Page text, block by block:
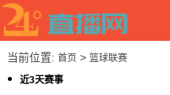
当前位置: 首页> 篮球联赛
近3天赛事